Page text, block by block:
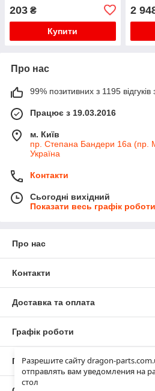
Разрешите сайту dragon-
отправлять вам уведомления на
стол
203 ₴
Купити
2
Про нас
99% позитивних з 1195 відгуків
Працює з 19.03.2016
м. Київ
пр. Степана Бандери 16а (пр.
Україна
Контакти
Сьогодні вихідний
Показати весь графік роботи
Про нас
Контакти
Доставка та оплата
Графік роботи
Повна версія сайту